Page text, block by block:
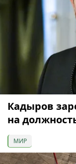
Кадыров
на
МИР